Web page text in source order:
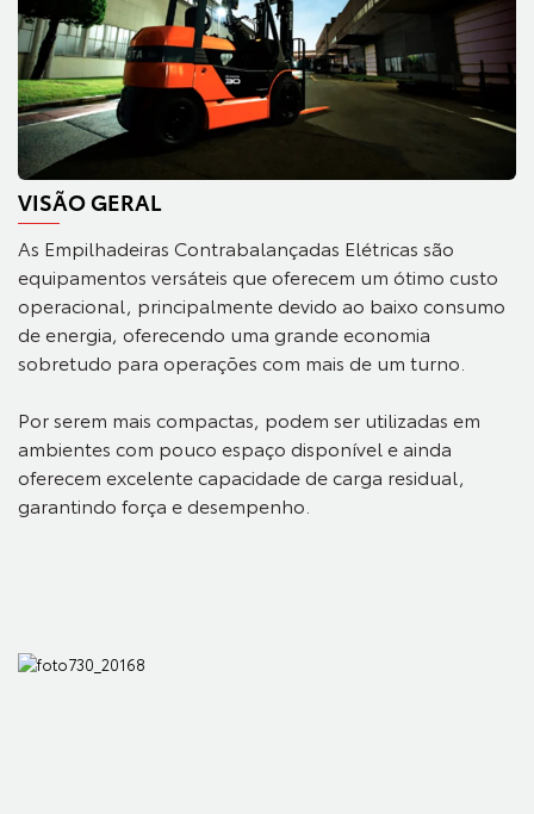
VISÃO GERAL
As Empilhadeiras Contrabalançadas Elétricas são
equipamentos versáteis que oferecem um ótimo custo
operacional, principalmente devido ao baixo consumo
de energia, oferecendo uma grande economia
sobretudo para operações com mais de um turno.
Por serem mais compactas, podem ser utilizadas em
ambientes com pouco espaço disponível e ainda
oferecem excelente capacidade de carga residual,
garantindo força e desempenho.